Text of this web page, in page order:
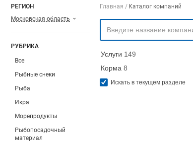
Горячее предложение Избранные
С моим участием
РЕГИОН
Московская область
РУБРИКА
Все
Рыбные снеки
Рыба
Икра
Морепродукты
Рыбопосадочный
материал
Навигация по
Главная Каталог компаний
Услуги 149
Корма 8
Искать в текущем разделе